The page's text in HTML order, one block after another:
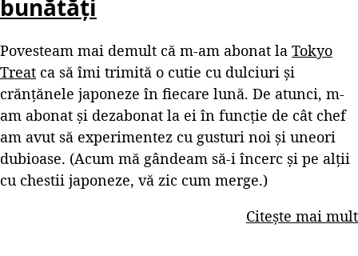
bunătăți
Povesteam mai demult că m-am abonat la Tokyo
Treat ca să îmi trimită o cutie cu dulciuri și
crănțănele japoneze în fiecare lună. De atunci, m-
am abonat și dezabonat la ei în funcție de cât chef
am avut să experimentez cu gusturi noi și uneori
dubioase. (Acum mă gândeam să-i încerc și pe alții
cu chestii japoneze, vă zic cum merge.)
Citește mai mult